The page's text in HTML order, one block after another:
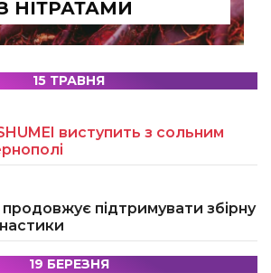
НІТРАТАМИ
15 ТРАВНЯ
виступить з сольним
підтримувати збірну
19 БЕРЕЗНЯ